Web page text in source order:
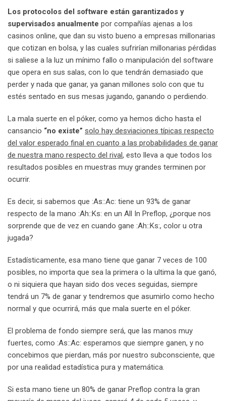
Los protocolos del software están garantizados y
supervisados anualmente por compañías ajenas a los
casinos online, que dan su visto bueno a empresas millonarias
que cotizan en bolsa, y las cuales sufrirían millonarias pérdidas
si saliese a la luz un mínimo fallo o manipulación del software
que opera en sus salas, con lo que tendrán demasiado que
perder y nada que ganar, ya ganan millones solo con que tu
estés sentado en sus mesas jugando, ganando o perdiendo.
La mala suerte en el póker, como ya hemos dicho hasta el
cansancio “no existe” solo hay desviaciones típicas respecto
del valor esperado final en cuanto a las probabilidades de ganar
de nuestra mano respecto del rival, esto lleva a que todos los
resultados posibles en muestras muy grandes terminen por
ocurrir.
Es decir, si sabemos que :As::Ac: tiene un 93% de ganar
respecto de la mano :Ah::Ks: en un All In Preflop, ¿porque nos
sorprende que de vez en cuando gane :Ah::Ks:, color u otra
jugada?
Estadísticamente, esa mano tiene que ganar 7 veces de 100
posibles, no importa que sea la primera o la ultima la que ganó,
o ni siquiera que hayan sido dos veces seguidas, siempre
tendrá un 7% de ganar y tendremos que asumirlo como hecho
normal y que ocurrirá, más que mala suerte en el póker.
El problema de fondo siempre será, que las manos muy
fuertes, como :As::Ac: esperamos que siempre ganen, y no
concebimos que pierdan, más por nuestro subconsciente, que
por una realidad estadística pura y matemática.
Si esta mano tiene un 80% de ganar Preflop contra la gran